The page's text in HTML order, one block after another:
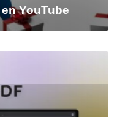
YouTube